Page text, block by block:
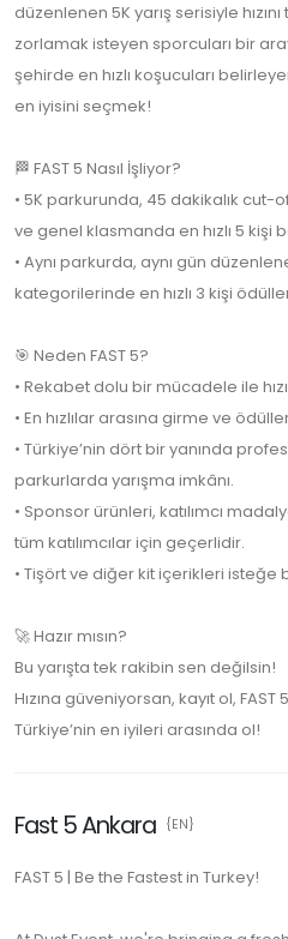
düzenlenen 5K yarış serisiyle hızını
zorlamak isteyen sporcuları bir
şehirde en hızlı koşucuları
en iyisini seçmek!
🏁 FAST 5 Nasıl İşliyor?
• 5K parkurunda, 45 dakikalık
ve genel klasmanda en hızlı 5 kişi
• Aynı parkurda, aynı gün
kategorilerinde en hızlı 3 kişi
🎯 Neden FAST 5?
• Rekabet dolu bir mücadele ile
• En hızlılar arasına girme ve
• Türkiye’nin dört bir yanında
parkurlarda yarışma imkânı.
• Sponsor ürünleri, katılımcı
tüm katılımcılar için geçerlidir.
• Tişört ve diğer kit içerikleri isteğe
🚀 Hazır mısın?
Bu yarışta tek rakibin sen değilsin!
Hızına güveniyorsan, kayıt ol, FAST
Türkiye’nin en iyileri arasında ol!
Fast 5 Ankara {EN}
FAST 5 | Be the Fastest in Turkey!